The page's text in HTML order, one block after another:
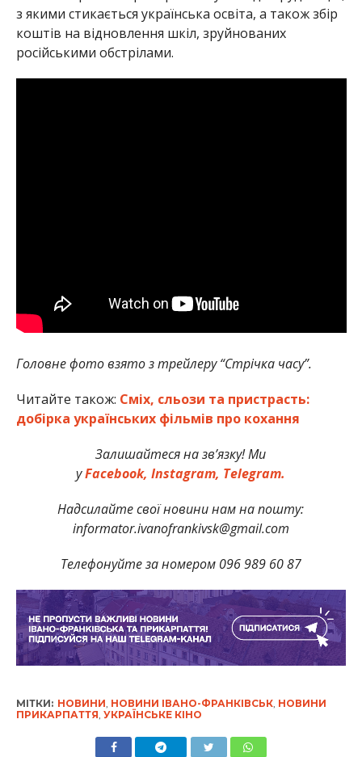
з якими стикається українська освіта, а також збір
коштів на відновлення шкіл, зруйнованих
російськими обстрілами.
Головне фото взято з трейлеру “Стрічка часу”.
Читайте також: Сміх, сльози та пристрасть:
добірка українських фільмів про кохання
Залишайтеся на зв’язку! Ми
уFacebook, Instagram, Telegram.
Надсилайте свої новини нам на пошту:
informator.ivanofrankivsk@gmail.com
Телефонуйте за номером 096 989 60 87
МІТКИ: НОВИНИ НОВИНИ ІВАНО-ФРАНКІВСЬК, НОВИНИ
ПРИКАРПАТТЯ УКРАЇНСЬКЕ КІНО